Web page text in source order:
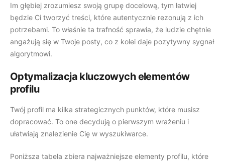
Cennik
Logowanie
Rejestracja
Polski
Podcast
Ciekawe historie twórców online
Cennik
Rejestracja
Polski
Im głębiej zrozumiesz swoją grupę docelową, tym łatwiej
będzie Ci tworzyć treści, które autentycznie rezonują z ich
potrzebami. To właśnie ta trafność sprawia, że ludzie chętnie
angażują się w Twoje posty, co z kolei daje pozytywny sygnał
algorytmowi.
Optymalizacja kluczowych elementów
profilu
Twój profil ma kilka strategicznych punktów, które musisz
dopracować. To one decydują o pierwszym wrażeniu i
ułatwiają znalezienie Cię w wyszukiwarce.
Poniższa tabela zbiera najważniejsze elementy profilu, które